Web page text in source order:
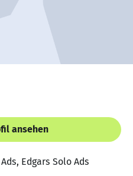
ansehen
Edgars Solo Ads